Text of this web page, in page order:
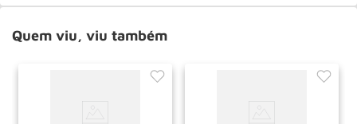
Quem viu, viu também